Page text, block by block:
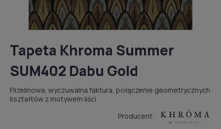
Tapeta Khroma Summer
SUM402 Dabu Gold
Flizelinowa, wyczuwalna faktura, połączenie geometrycznych
kształtów z motywem liści
Producent: